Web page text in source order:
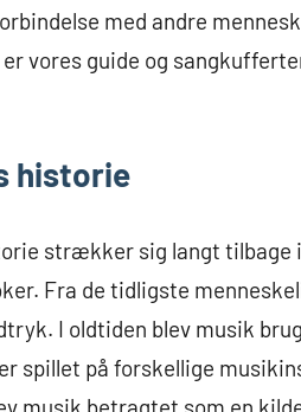
med andre
vores guide og
historie
strækker sig langt tilbage
Fra de tidligste
I oldtiden blev musik
spillet på forskellige
musik betragtet som en